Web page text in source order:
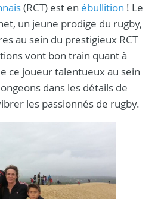
(RCT) est en ébullition ! Le
un jeune prodige du rugby,
au sein du prestigieux RCT
vont bon train quant à
ce joueur talentueux au sein
dans les détails de
les passionnés de rugby.